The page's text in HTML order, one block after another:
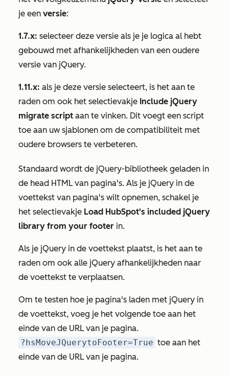
je een versie:
1.7.x: selecteer deze versie als je je logica al hebt
gebouwd met afhankelijkheden van een oudere
versie van jQuery.
1.11.x: als je deze versie selecteert, is het aan te
raden om ook het selectievakje Include jQuery
migrate script aan te vinken. Dit voegt een script
toe aan uw sjablonen om de compatibiliteit met
oudere browsers te verbeteren.
Standaard wordt de jQuery-bibliotheek geladen in
de head HTML van pagina's. Als je jQuery in de
voettekst van pagina's wilt opnemen, schakel je
het selectievakje Load HubSpot's included jQuery
library from your footer in.
Als je jQuery in de voettekst plaatst, is het aan te
raden om ook alle jQuery afhankelijkheden naar
de voettekst te verplaatsen.
Om te testen hoe je pagina's laden met jQuery in
de voettekst, voeg je het volgende toe aan het
einde van de URL van je pagina.
?hsMoveJQuerytoFooter=True toe aan het
einde van de URL van je pagina.